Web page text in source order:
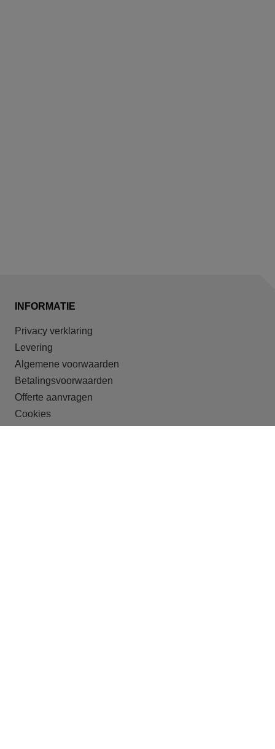
INFORMATIE
Privacy verklaring
Levering
Algemene voorwaarden
Betalingsvoorwaarden
Offerte aanvragen
Cookies